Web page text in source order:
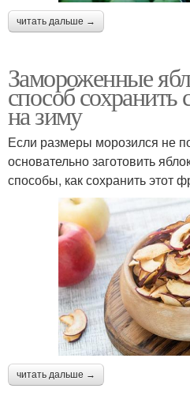
читать дальше →
Замороженные
способ
на зиму
Если размеры морозился не
основательно заготовить
способы, как сохранить этот
читать дальше →